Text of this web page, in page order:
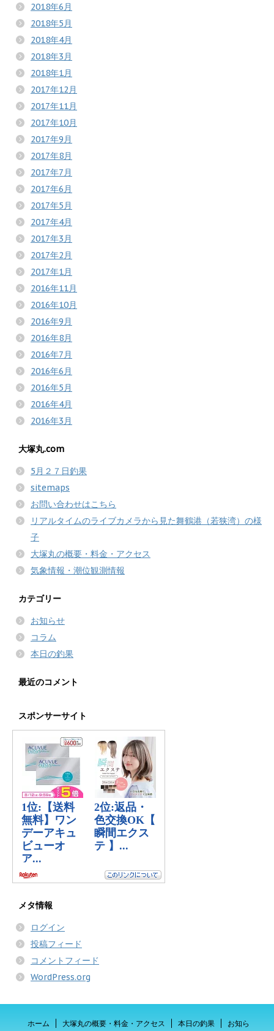
2018年6月
2018年5月
2018年4月
2018年3月
2018年1月
2017年12月
2017年11月
2017年10月
2017年9月
2017年8月
2017年7月
2017年6月
2017年5月
2017年4月
2017年3月
2017年2月
2017年1月
2016年11月
2016年10月
2016年9月
2016年8月
2016年7月
2016年6月
2016年5月
2016年4月
2016年3月
大塚丸.com
5月２７日釣果
sitemaps
お問い合わせはこちら
リアルタイムのライブカメラから見た舞鶴港（若狭湾）の様
子
大塚丸の概要・料金・アクセス
気象情報・潮位観測情報
カテゴリー
お知らせ
コラム
本日の釣果
最近のコメント
スポンサーサイト
メタ情報
ログイン
投稿フィード
コメントフィード
WordPress.org
ホーム 大塚丸の概要・料金・アクセス 本日の釣果
お知ら